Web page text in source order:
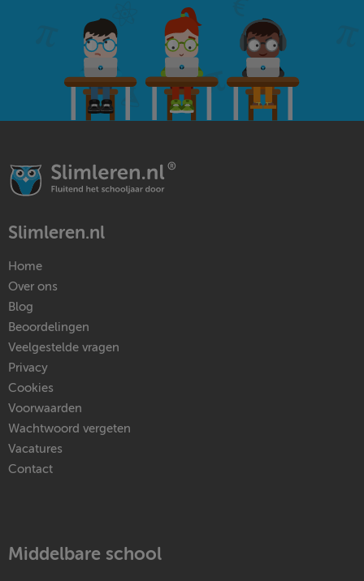
Slimleren.nl
Home
Over ons
Blog
Beoordelingen
Veelgestelde vragen
Privacy
Cookies
Voorwaarden
Wachtwoord vergeten
Vacatures
Contact
Middelbare school